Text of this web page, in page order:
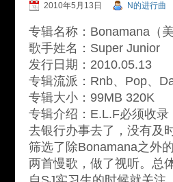
2010年5月13日 N的进行曲
专辑名称：Bonamana（
歌手姓名：Super Junior
发行日期：2010.05.13
专辑流派：Rnb、Pop、
专辑大小：99MB 320K
专辑介绍：E.L.F必须收
去银行办事去了，没有及
筛选了除Bonamana之外
两首慢歌，做了视听。总